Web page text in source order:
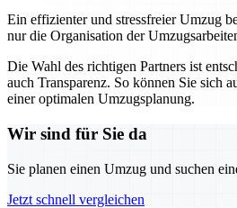
Ein effizienter und stressfreier Umzug
nur die Organisation der
Die Wahl des richtigen Partners ist
auch Transparenz. So können Sie sich
einer optimalen Umzugsplanung.
Wir sind für Sie da
Sie planen einen Umzug und suchen
Jetzt schnell vergleichen